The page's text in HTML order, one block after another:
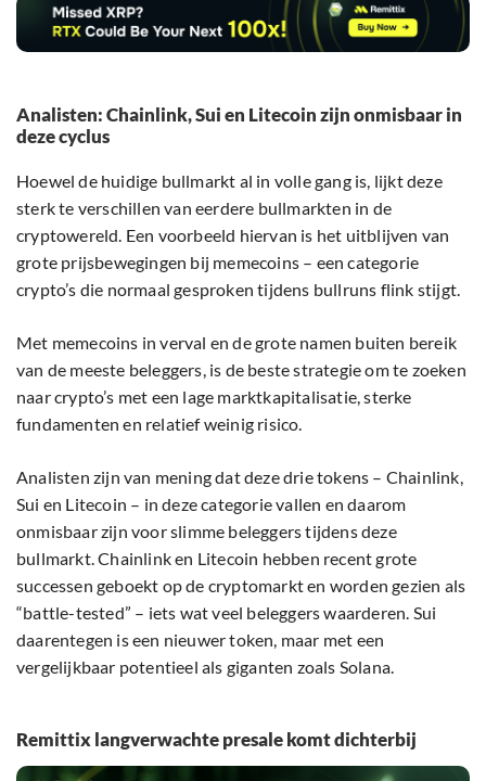
Analisten: Chainlink, Sui en Litecoin zijn onmisbaar in
deze cyclus
Hoewel de huidige bullmarkt al in volle gang is, lijkt deze
sterk te verschillen van eerdere bullmarkten in de
cryptowereld. Een voorbeeld hiervan is het uitblijven van
grote prijsbewegingen bij memecoins – een categorie
crypto’s die normaal gesproken tijdens bullruns flink stijgt.
Met memecoins in verval en de grote namen buiten bereik
van de meeste beleggers, is de beste strategie om te zoeken
naar crypto’s met een lage marktkapitalisatie, sterke
fundamenten en relatief weinig risico.
Analisten zijn van mening dat deze drie tokens – Chainlink,
Sui en Litecoin – in deze categorie vallen en daarom
onmisbaar zijn voor slimme beleggers tijdens deze
bullmarkt. Chainlink en Litecoin hebben recent grote
successen geboekt op de cryptomarkt en worden gezien als
“battle-tested” – iets wat veel beleggers waarderen. Sui
daarentegen is een nieuwer token, maar met een
vergelijkbaar potentieel als giganten zoals Solana.
Remittix langverwachte presale komt dichterbij